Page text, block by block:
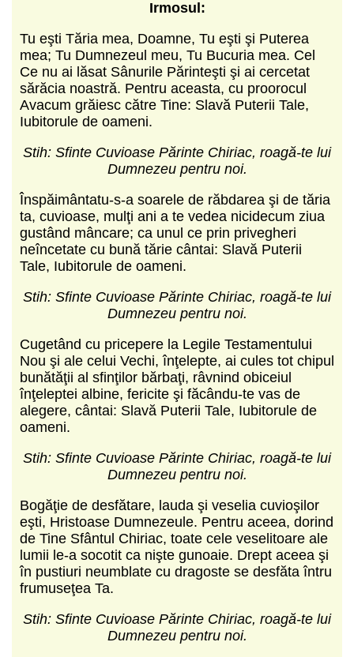
Irmosul:
Tu eşti Tăria mea, Doamne, Tu eşti şi Puterea
mea; Tu Dumnezeul meu, Tu Bucuria mea. Cel
Ce nu ai lăsat Sânurile Părinteşti şi ai cercetat
sărăcia noastră. Pentru aceasta, cu proorocul
Avacum grăiesc către Tine: Slavă Puterii Tale,
Iubitorule de oameni.
Stih: Sfinte Cuvioase Părinte Chiriac, roagă-te lui
Dumnezeu pentru noi.
Înspăimântatu-s-a soarele de răbdarea şi de tăria
ta, cuvioase, mulţi ani a te vedea nicidecum ziua
gustând mâncare; ca unul ce prin privegheri
neîncetate cu bună tărie cântai: Slavă Puterii
Tale, Iubitorule de oameni.
Stih: Sfinte Cuvioase Părinte Chiriac, roagă-te lui
Dumnezeu pentru noi.
Cugetând cu pricepere la Legile Testamentului
Nou şi ale celui Vechi, înţelepte, ai cules tot chipul
bunătăţii al sfinţilor bărbaţi, râvnind obiceiul
înţeleptei albine, fericite şi făcându-te vas de
alegere, cântai: Slavă Puterii Tale, Iubitorule de
oameni.
Stih: Sfinte Cuvioase Părinte Chiriac, roagă-te lui
Dumnezeu pentru noi.
Bogăţie de desfătare, lauda şi veselia cuvioşilor
eşti, Hristoase Dumnezeule. Pentru aceea, dorind
de Tine Sfântul Chiriac, toate cele veselitoare ale
lumii le-a socotit ca nişte gunoaie. Drept aceea şi
în pustiuri neumblate cu dragoste se desfăta întru
frumuseţea Ta.
Stih: Sfinte Cuvioase Părinte Chiriac, roagă-te lui
Dumnezeu pentru noi.